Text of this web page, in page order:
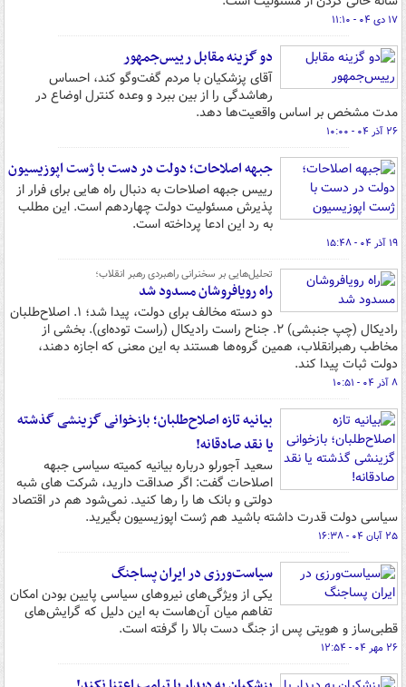
۱۷ دی ۰۴ - ۱۱:۱۰
دو گزینه مقابل رییس‌جمهور
آقای پزشکیان با مردم گفت‌وگو کند، احساس
رهاشدگی را از بین ببرد و وعده کنترل اوضاع در
مدت مشخص بر اساس واقعیت‌ها دهد.
۲۶ آذر ۰۴ - ۱۰:۰۰
جبهه اصلاحات؛ دولت در دست با ژست اپوزیسیون
رییس جبهه اصلاحات به دنبال راه هایی برای فرار از
پذیرش مسئولیت دولت چهاردهم است. این مطلب
به رد این ادعا پرداخته است.
۱۹ آذر ۰۴ - ۱۵:۴۸
تحلیل‌هایی بر سخنرانی راهبردی رهبر انقلاب؛
راه رویافروشان مسدود شد
دو دسته مخالف برای دولت، پیدا شد؛ ۱. اصلاح‌طلبان
رادیکال (چپ جنبشی) ۲. جناح راست رادیکال (راست توده‌ای). بخشی از
مخاطب رهبرانقلاب، همین گروه‌ها هستند به این معنی که اجازه دهند،
دولت ثبات پیدا کند.
۸ آذر ۰۴ - ۱۰:۵۱
بیانیه تازه اصلاح‌طلبان؛ بازخوانی گزینشی گذشته
یا نقد صادقانه!
سعید آجورلو درباره بیانیه کمیته سیاسی جبهه
اصلاحات گفت: اگر صداقت دارید، شرکت های شبه
دولتی و بانک ها را رها کنید. نمی‌شود هم در اقتصاد
سیاسی دولت قدرت داشته باشید هم ژست اپوزیسیون بگیرید.
۲۵ آبان ۰۴ - ۱۶:۳۸
سیاست‌ورزی در ایران پساجنگ
یکی از ویژگی‌های نیروهای سیاسی پایین بودن امکان
تفاهم میان آن‌هاست به این دلیل که گرایش‌های
قطبی‌ساز و هویتی پس از جنگ دست بالا را گرفته است.
۲۶ مهر ۰۴ - ۱۲:۵۴